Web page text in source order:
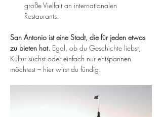
große Vielfalt an internationalen
Restaurants.
San Antonio ist eine Stadt, die für jeden etwas
zu bieten hat. Egal, ob du Geschichte liebst,
Kultur suchst oder einfach nur entspannen
möchtest – hier wirst du fündig.